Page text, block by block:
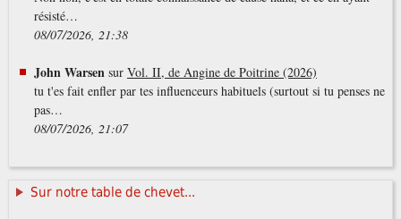
résisté…
08/07/2026, 21:38
John Warsensur Vol. II, de Angine de Poitrine (2026)
tu t'es fait enfler par tes influenceurs habituels (surtout si tu penses ne
pas…
08/07/2026, 21:07
Sur notre table de chevet...